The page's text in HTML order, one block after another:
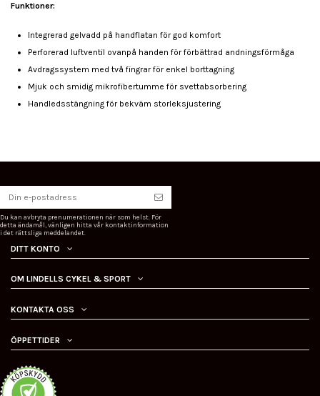
Funktioner:
Integrerad gelvadd på handflatan för god komfort
Perforerad luftventil ovanpå handen för förbättrad andningsförmåga
Avdragssystem med två fingrar för enkel borttagning
Mjuk och smidig mikrofibertumme för svettabsorbering
Handledsstängning för bekväm storleksjustering
Du kan avbryta prenumerationen när som helst. För
detta ändamål, vänligen hitta vår kontaktinformation
i det rättsliga meddelandet.
DITT KONTO
OM LINDELLS CYKEL & SPORT
KONTAKTA OSS
ÖPPETTIDER